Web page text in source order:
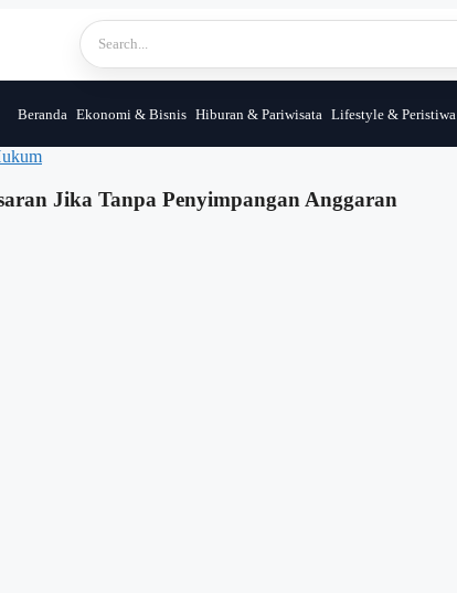
Beranda Ekonomi & Bisnis Hiburan & Pariwisata Lifestyle & Peristiwa
Jika Tanpa Penyimpangan Anggaran